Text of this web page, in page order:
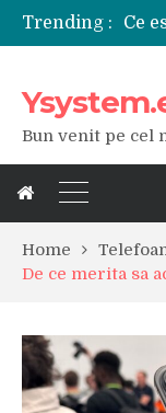
Trending :
Bun venit pe cel
Home
De ce merita sa